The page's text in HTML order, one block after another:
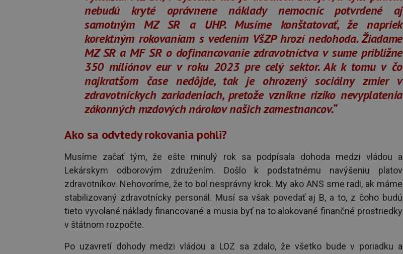
nebudú kryté oprávnene náklady nemocníc potvrdené aj
samotným MZ SR a UHP. Musíme konštatovať, že napriek
korektným rokovaniam s vedením VšZP hrozí nedohoda. Žiadame
MZ SR a MF SR o dofinancovanie zdravotníctva v sume približne
350 miliónov eur v roku 2023 pre celý sektor. Ak k tomu v čo
najkratšom čase nedôjde, tak je ohrozený sociálny zmier v
zdravotníckych zariadeniach, pretože vznikne riziko nevyplatenia
zákonných mzdových nárokov našich zamestnancov.“
Ako sa odvtedy rokovania pohli?
Musíme začať tým, že ešte minulý rok sa podpísala dohoda medzi vládou a
Lekárskym odborovým združením. Došlo k podstatnému navýšeniu platov
zdravotníkov. Nehovoríme, že to bol nesprávny krok. My ako ANS sme radi, ak máme
stabilizovaný zdravotnícky personál. Musí sa však povedať aj B, a to, z čoho budú
tieto vyvolané náklady financované a musia byť na to alokované finančné prostriedky
v štátnom rozpočte.
Po uzavretí dohody medzi vládou a LOZ sa zdalo, že všetko bude v poriadku a